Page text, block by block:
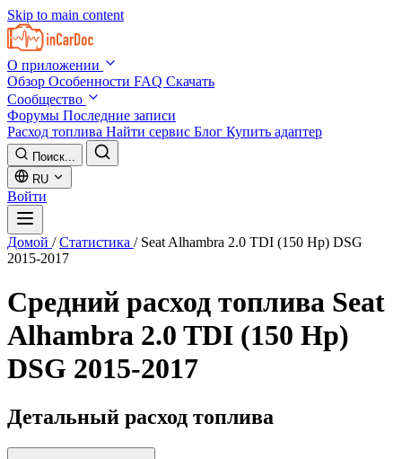
Skip to main content
О приложении
Обзор Особенности FAQ Скачать
Сообщество
Форумы Последние записи
Расход топлива Найти сервис Блог Купить адаптер
Поиск...
RU
Войти
Домой / Статистика / Seat Alhambra 2.0 TDI (150 Hp) DSG
2015-2017
Средний расход топлива Seat
Alhambra 2.0 TDI (150 Hp)
DSG 2015-2017
Детальный расход топлива